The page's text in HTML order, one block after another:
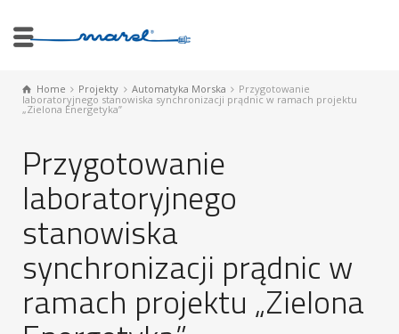
Home Projekty Automatyka Morska
Przygotowanie
laboratoryjnego stanowiska synchronizacji prądnic w ramach projektu
„Zielona Energetyka”
Przygotowanie
laboratoryjnego
stanowiska
synchronizacji prądnic w
ramach projektu „Zielona